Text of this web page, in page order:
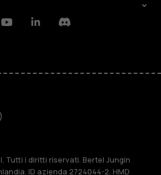
YoutubeLinkedinDiscord
Tutti i diritti riservati. Bertel Jungin
ID azienda 2724044-2. HMD